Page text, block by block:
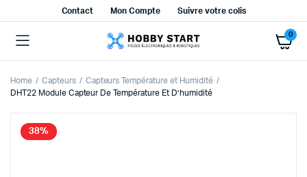
Contact Mon Compte Suivre votre colis
0
Home Capteurs
Capteurs Température et Humidité
DHT22 Module Capteur De Température Et D’humidité
38%